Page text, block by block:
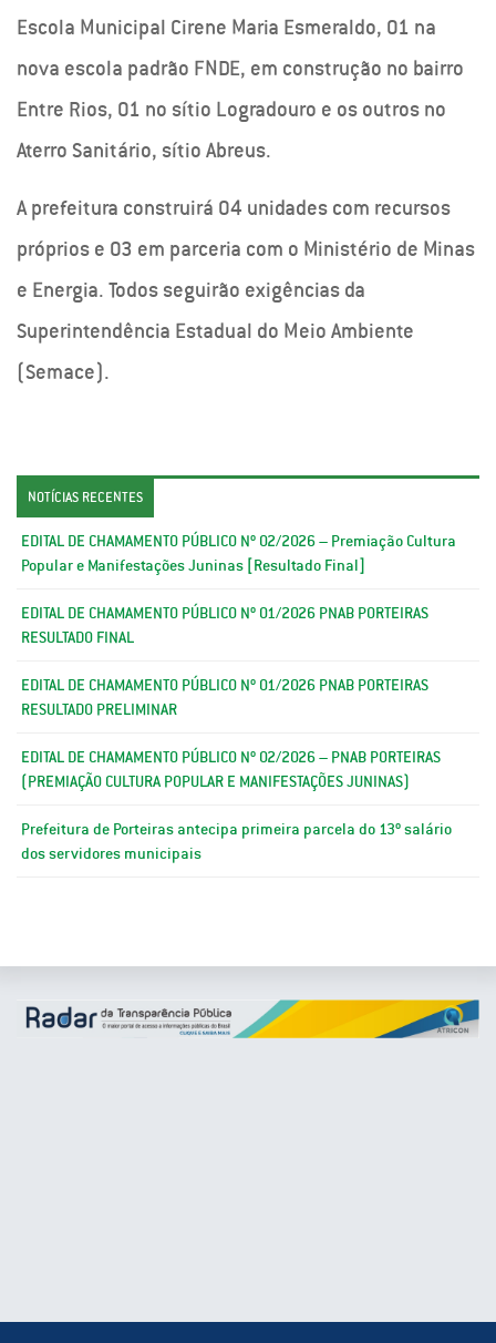
Escola Municipal Cirene Maria Esmeraldo, 01 na
nova escola padrão FNDE, em construção no bairro
Entre Rios, 01 no sítio Logradouro e os outros no
Aterro Sanitário, sítio Abreus.
A prefeitura construirá 04 unidades com recursos
próprios e 03 em parceria com o Ministério de Minas
e Energia. Todos seguirão exigências da
Superintendência Estadual do Meio Ambiente
(Semace).
NOTÍCIAS RECENTES
EDITAL DE CHAMAMENTO PÚBLICO Nº 02/2026 – Premiação Cultura
Popular e Manifestações Juninas [Resultado Final]
EDITAL DE CHAMAMENTO PÚBLICO Nº 01/2026 PNAB PORTEIRAS
RESULTADO FINAL
EDITAL DE CHAMAMENTO PÚBLICO Nº 01/2026 PNAB PORTEIRAS
RESULTADO PRELIMINAR
EDITAL DE CHAMAMENTO PÚBLICO Nº 02/2026 – PNAB PORTEIRAS
(PREMIAÇÃO CULTURA POPULAR E MANIFESTAÇÕES JUNINAS)
Prefeitura de Porteiras antecipa primeira parcela do 13º salário
dos servidores municipais